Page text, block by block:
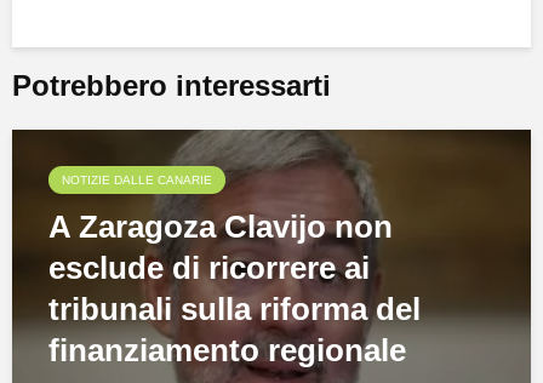
Potrebbero interessarti
NOTIZIE DALLE CANARIE
A Zaragoza Clavijo non
esclude di ricorrere ai
tribunali sulla riforma del
finanziamento regionale